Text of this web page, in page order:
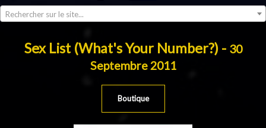
Rechercher sur le site...
Sex List (What's Your Number?) - 30
Septembre 2011
Boutique